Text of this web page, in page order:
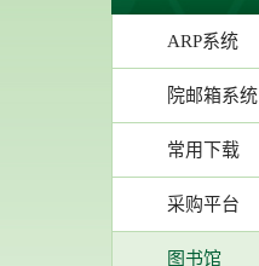
ARP系统
院邮箱系统
常用下载
采购平台
图书馆